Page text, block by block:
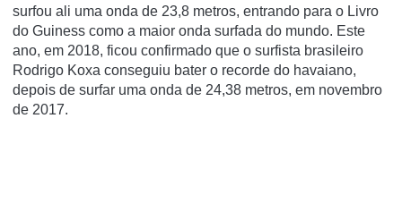
surfou ali uma onda de 23,8 metros, entrando para o Livro
do Guiness como a maior onda surfada do mundo. Este
ano, em 2018, ficou confirmado que o surfista brasileiro
Rodrigo Koxa conseguiu bater o recorde do havaiano,
depois de surfar uma onda de 24,38 metros, em novembro
de 2017.